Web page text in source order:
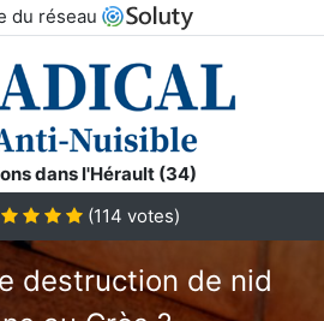
du réseau
dans l'Hérault (34)
(114 votes)
destruction de nid